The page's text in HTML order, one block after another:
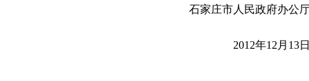
石家庄市人民政府办公
2012年12 月 13